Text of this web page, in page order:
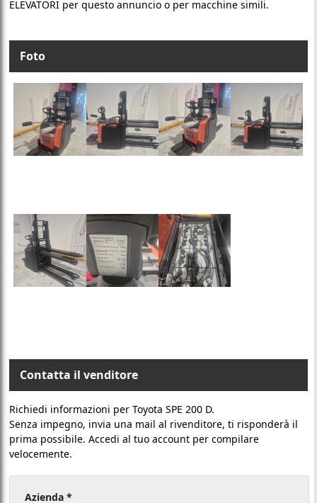
ELEVATORI per questo annuncio o per macchine simili.
Foto
Contatta il venditore
Richiedi informazioni per Toyota SPE 200 D.
Senza impegno, invia una mail al rivenditore, ti risponderà il
prima possibile. Accedi al tuo account per compilare
velocemente.
Azienda *